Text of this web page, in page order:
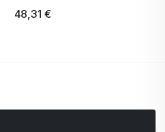
48,31 €